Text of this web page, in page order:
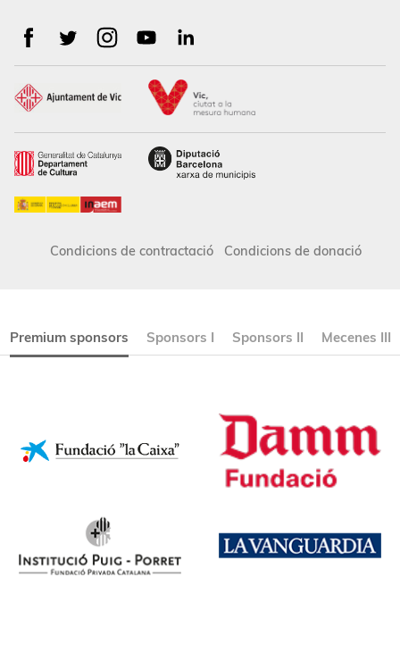
Condicions de contractació Condicions de donació
Premium sponsors Sponsors I Sponsors II Mecenes III